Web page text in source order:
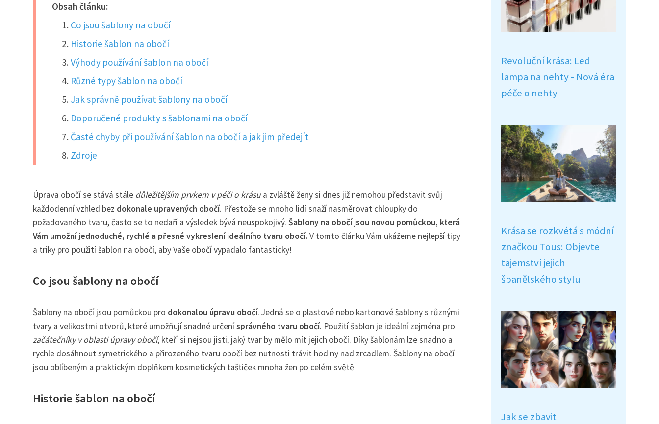
Obsah článku:
Co jsou šablony na obočí
Historie šablon na obočí
Výhody používání šablon na obočí
Různé typy šablon na obočí
Jak správně používat šablony na obočí
Doporučené produkty s šablonami na obočí
Časté chyby při používání šablon na obočí a jak jim předejít
Zdroje
Úprava obočí se stává stále důležitějším prvkem v péči o krásu a zvláště ženy si dnes již nemohou představit svůj
každodenní vzhled bez dokonale upravených obočí. Přestože se mnoho lidí snaží nasměrovat chloupky do
požadovaného tvaru, často se to nedaří a výsledek bývá neuspokojivý. Šablony na obočí jsou novou pomůckou, která
Vám umožní jednoduché, rychlé a přesné vykreslení ideálního tvaru obočí. V tomto článku Vám ukážeme nejlepší tipy
a triky pro použití šablon na obočí, aby Vaše obočí vypadalo fantasticky!
Co jsou šablony na obočí
Šablony na obočí jsou pomůckou pro dokonalou úpravu obočí. Jedná se o plastové nebo kartonové šablony s různými
tvary a velikostmi otvorů, které umožňují snadné určenísprávného tvaru obočí. Použití šablon je ideální zejména pro
začátečníky v oblasti úpravy obočí, kteří si nejsou jisti, jaký tvar by mělo mít jejich obočí. Díky šablonám lze snadno a
rychle dosáhnout symetrického a přirozeného tvaru obočí bez nutnosti trávit hodiny nad zrcadlem. Šablony na obočí
jsou oblíbeným a praktickým doplňkem kosmetických taštiček mnoha žen po celém světě.
Historie šablon na obočí
Revoluční krása: Led
lampa na nehty - Nová éra
péče o nehty
Krása se rozkvétá s módní
značkou Tous: Objevte
tajemství jejich
španělského stylu
Jak se zbavit